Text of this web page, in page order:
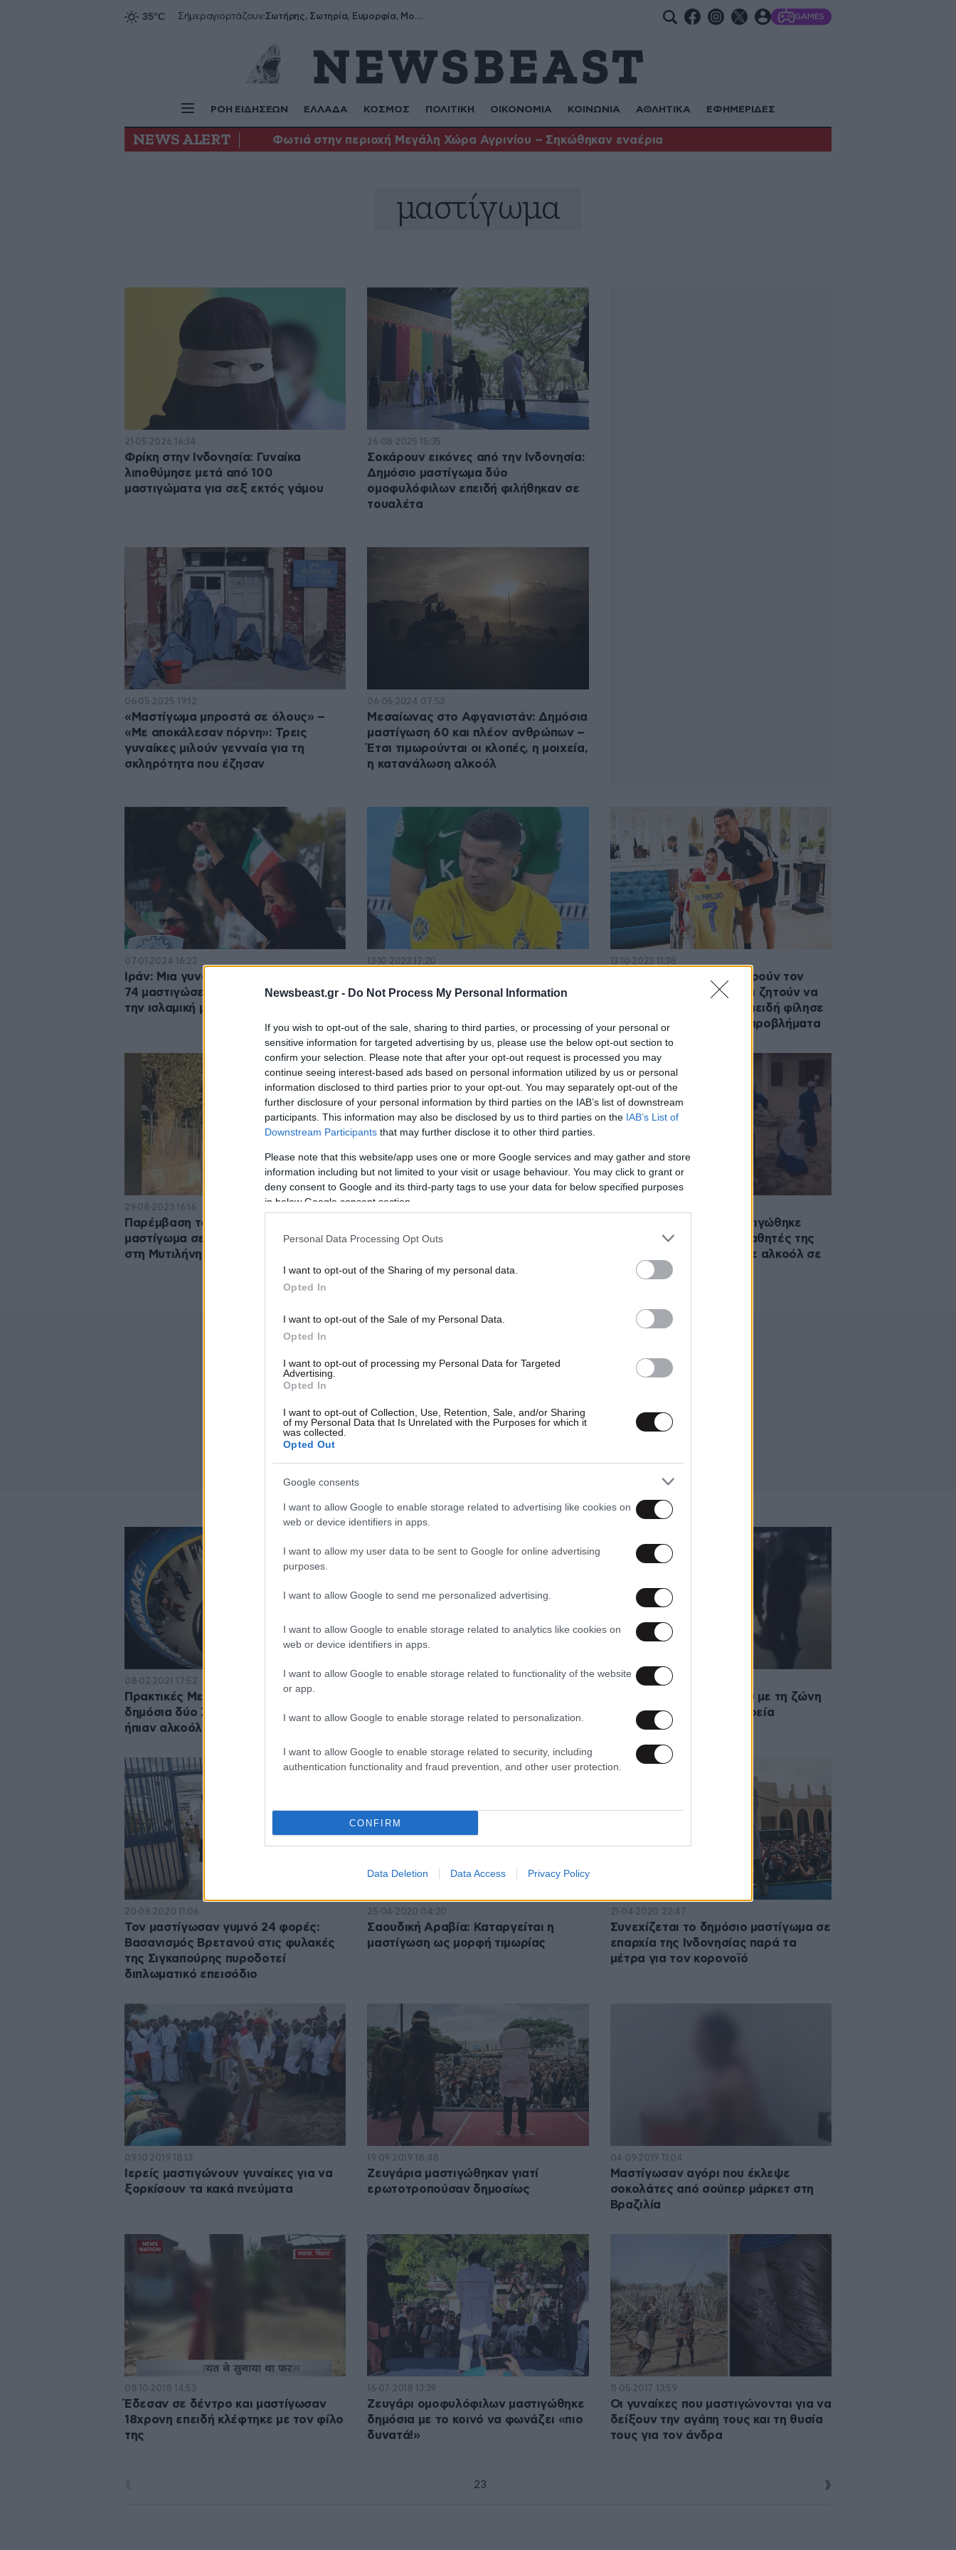
Newsbeast.gr - Do Not Process My Personal Information
If you wish to opt-out of the sale, sharing to third parties, or processing of your personal or
sensitive information for targeted advertising by us, please use the below opt-out section to
confirm your selection. Please note that after your opt-out request is processed you may
continue seeing interest-based ads based on personal information utilized by us or personal
information disclosed to third parties prior to your opt-out. You may separately opt-out of the
further disclosure of your personal information by third parties on the IAB’s list of downstream
participants. This information may also be disclosed by us to third parties on the IAB’s List of
Downstream Participants that may further disclose it to other third parties.
Please note that this website/app uses one or more Google services and may gather and store
information including but not limited to your visit or usage behaviour. You may click to grant or
deny consent to Google and its third-party tags to use your data for below specified purposes
in below Google consent section.
Personal Data Processing Opt Outs
I want to opt-out of the Sharing of my personal data.
Opted In
I want to opt-out of the Sale of my Personal Data.
Opted In
I want to opt-out of processing my Personal Data for Targeted
Advertising.
Opted In
I want to opt-out of Collection, Use, Retention, Sale, and/or Sharing
of my Personal Data that Is Unrelated with the Purposes for which it
was collected.
Opted Out
Google consents
I want to allow Google to enable storage related to advertising like cookies on
web or device identifiers in apps.
I want to allow my user data to be sent to Google for online advertising
purposes.
I want to allow Google to send me personalized advertising.
I want to allow Google to enable storage related to analytics like cookies on
web or device identifiers in apps.
I want to allow Google to enable storage related to functionality of the website
or app.
I want to allow Google to enable storage related to personalization.
I want to allow Google to enable storage related to security, including
authentication functionality and fraud prevention, and other user protection.
CONFIRM
Data Deletion Data Access Privacy Policy
Σήμεραγιορτάζουν: Σωτήρης, Σωτηρία, Ευμορφία, Μορφούλα GAMES
ΡΟΗ ΕΙΔΗΣΕΩΝ ΕΛΛΑΔΑ ΚΟΣΜΟΣ ΠΟΛΙΤΙΚΗ ΟΙΚΟΝΟΜΙΑ ΚΟΙΝΩΝΙΑ ΑΘΛΗΤΙΚΑ ΕΦΗΜΕΡΙΔΕΣ
NEWS ALERT Φωτιά στην περιοχή Μεγάλη Χώρα Αγρινίου – Σηκώθηκαν εναέρια
μαστίγωμα
21·05·2026 16:34
Φρίκη στην Ινδονησία: Γυναίκα
λιποθύμησε μετά από 100
μαστιγώματα για σεξ εκτός γάμου
26·08·2025 15:35
Σοκάρουν εικόνες από την Ινδονησία:
Δημόσιο μαστίγωμα δύο
ομοφυλόφιλων επειδή φιλήθηκαν σε
τουαλέτα
06·05·2025 19:12
«Μαστίγωμα μπροστά σε όλους» –
«Με αποκάλεσαν πόρνη»: Τρεις
γυναίκες μιλούν γενναία για τη
σκληρότητα που έζησαν
06·06·2024 07:53
Μεσαίωνας στο Αφγανιστάν: Δημόσια
μαστίγωση 60 και πλέον ανθρώπων –
Έτσι τιμωρούνται οι κλοπές, η μοιχεία,
η κατανάλωση αλκοόλ
07·01·2024 16:23
Ιράν: Μια γυναίκα καταδικάστηκε σε
74 μαστιγώσεις επειδή δεν φορούσε
την ισλαμική μαντίλα
13·10·2023 17:20
ερήμην στο Ιράν σε 99 χτυπήματα με
13·10·2023 11:38
Ιρανοί δικηγόροι κατηγορούν τον
Κριστιάνο για μοιχεία και ζητούν να
μαστιγωθεί 99 φορές, επειδή φίλησε
θαυμάστρια με κινητικά προβλήματα
29·08·2023 16:16
Παρέμβαση του Αρείου Πάγου για το
μαστίγωμα σε αγώνες με γαϊδουράκια
στη Μυτιλήνη
100 φορές γιατί απάτησε τον σύζυγό
Μαθήτρια σχολείου μαστιγώθηκε
ανηλεώς από τους συμμαθητές της
με την κατηγορία ότι ήπιε αλκοόλ σε
πάρτυ
08·02·2021 17:52
Πρακτικές Μεσαίωνα: Μαστίγωσαν
δημόσια δύο Χριστιανούς επειδή
ήπιαν αλκοόλ και τζόγαραν
28·01·2021 14:22
μαστιγώθηκε 77 φορές – Οι νεαροί
15·09·2020 20:47
Μαστίγωσε την κόρη του με τη ζώνη
γιατί την έπιασε σε… πορεία
20·08·2020 11:06
Τον μαστίγωσαν γυμνό 24 φορές:
Βασανισμός Βρετανού στις φυλακές
της Σιγκαπούρης πυροδοτεί
διπλωματικό επεισόδιο
25·04·2020 04:20
Σαουδική Αραβία: Καταργείται η
μαστίγωση ως μορφή τιμωρίας
21·04·2020 22:47
Συνεχίζεται το δημόσιο μαστίγωμα σε
επαρχία της Ινδονησίας παρά τα
μέτρα για τον κορονοϊό
09·10·2019 18:13
Ιερείς μαστιγώνουν γυναίκες για να
ξορκίσουν τα κακά πνεύματα
19·09·2019 18:48
Ζευγάρια μαστιγώθηκαν γιατί
ερωτοτροπούσαν δημοσίως
04·09·2019 11:04
Μαστίγωσαν αγόρι που έκλεψε
σοκολάτες από σούπερ μάρκετ στη
Βραζιλία
08·10·2018 14:53
Έδεσαν σε δέντρο και μαστίγωσαν
18χρονη επειδή κλέφτηκε με τον φίλο
της
16·07·2018 13:39
Ζευγάρι ομοφυλόφιλων μαστιγώθηκε
δημόσια με το κοινό να φωνάζει «πιο
δυνατά!»
11·05·2017 13:59
Οι γυναίκες που μαστιγώνονται για να
δείξουν την αγάπη τους και τη θυσία
τους για τον άνδρα
23